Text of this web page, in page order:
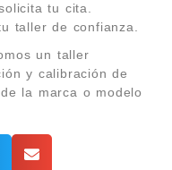
tu cita.
taller de confianza.
un taller
y calibración de
la marca o modelo